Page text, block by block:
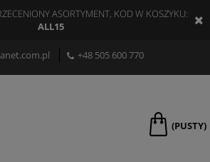
ASORTYMENT, KOD W KOSZYKU:
ALL15
+48 505 600 770
(PUSTY)